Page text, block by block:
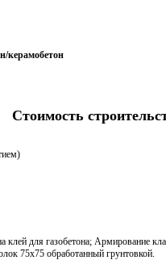
керамобетон
Стоимость
для газобетона; Армирование
75х75 обработанный грунтовкой.